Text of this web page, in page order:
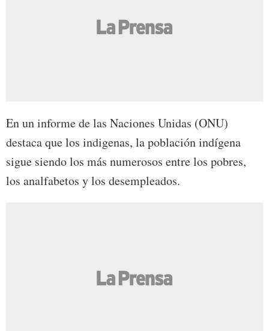
En un informe de las Naciones Unidas (ONU)
destaca que los indigenas, la población indígena
sigue siendo los más numerosos entre los pobres,
los analfabetos y los desempleados.